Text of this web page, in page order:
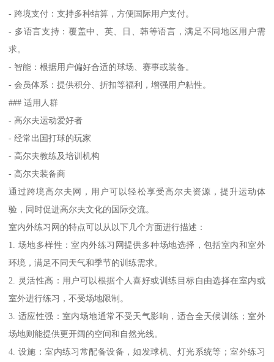
- 跨境支付：支持多种结算，方便国际用户支付。
- 多语言支持：覆盖中、英、日、韩等语言，满足不同地区用户需
求。
- 智能：根据用户偏好合适的球场、赛事或装备。
- 会员体系：提供积分、折扣等福利，增强用户粘性。
### 适用人群
- 高尔夫运动爱好者
- 经常出国打球的玩家
- 高尔夫教练及培训机构
- 高尔夫装备商
通过跨境高尔夫网，用户可以轻松享受高尔夫资源，提升运动体
验，同时促进高尔夫文化的国际交流。
室内外练习网的特点可以从以下几个方面进行描述：
1. 场地多样性：室内外练习网提供多种场地选择，包括室内和室外
环境，满足不同天气和季节的训练需求。
2. 灵活性高：用户可以根据个人喜好或训练目标自由选择在室内或
室外进行练习，不受场地限制。
3. 适应性强：室内场地通常不受天气影响，适合全天候训练；室外
场地则能提供更开阔的空间和自然光线。
4. 设施：室内练习常配备设备，如发球机、灯光系统等；室外练习